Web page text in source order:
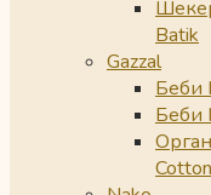
Batik
Gazzal
Беби
Беби
Cotton